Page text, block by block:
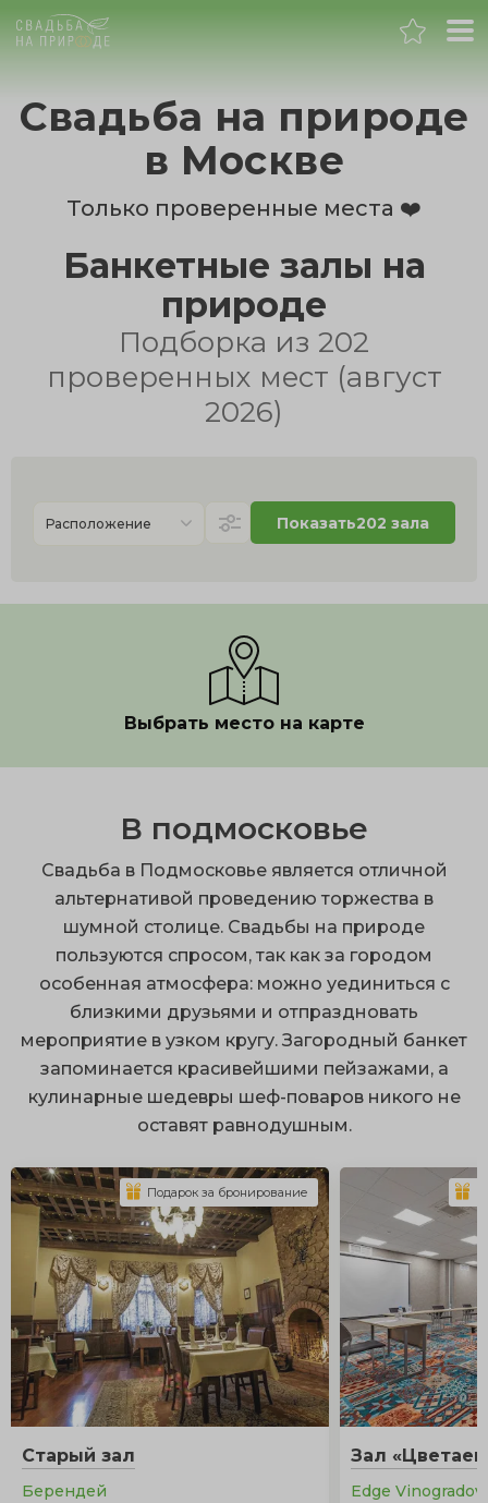
Банкет
Свадьба
День рождения
Корпоратив
Свадьба на природе
в Москве
Только проверенные места ❤️
Банкетные залы на
природе
Подборка из 202
проверенных мест (август
2026)
Расположение Показать202 зала
Выбрать место на карте
В подмосковье
Свадьба в Подмосковье является отличной
альтернативой проведению торжества в
шумной столице. Свадьбы на природе
пользуются спросом, так как за городом
особенная атмосфера: можно уединиться с
близкими друзьями и отпраздновать
мероприятие в узком кругу. Загородный банкет
запоминается красивейшими пейзажами, а
кулинарные шедевры шеф-поваров никого не
оставят равнодушным.
Старый зал
Берендей
Подарок за бронирование
Зал
Edge